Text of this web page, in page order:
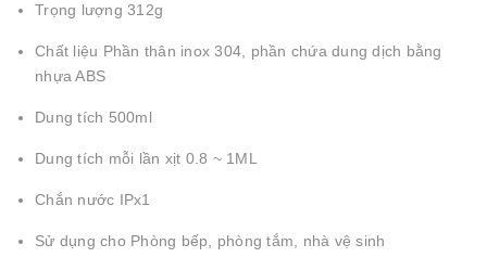
Trọng lượng 312g
Chất liệu Phần thân inox 304, phần chứa dung dịch bằng
nhựa ABS
Dung tích 500ml
Dung tích mỗi lần xịt 0.8 ~ 1ML
Chắn nước IPx1
Sử dụng cho Phòng bếp, phòng tắm, nhà vệ sinh